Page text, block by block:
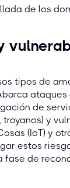
de los
tipos de
de
troyanos) y
(IoT) y
estos
de